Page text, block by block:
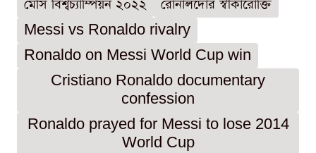
মেসি বিশ্বচ্যাম্পিয়ন ২০২২
রোনালদোর স্বীকারোক্তি
Messi vs Ronaldo rivalry
Ronaldo on Messi World Cup win
Cristiano Ronaldo documentary
confession
Ronaldo prayed for Messi to lose 2014
World Cup